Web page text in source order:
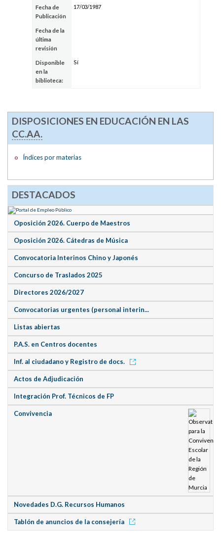
Fecha de
Publicación
17/03/1987
Fecha de la
última
revisión
Disponible
en la
biblioteca:
Sí
DISPOSICIONES EN EDUCACIÓN EN LAS
CC.AA.
Índices por materias
DESTACADOS
Oposición 2026. Cuerpo de Maestros
Oposición 2026. Cátedras de Música
Convocatoria Interinos Chino y Japonés
Concurso de Traslados 2025
Directores 2026/2027
Convocatorias urgentes (personal interin...
Listas abiertas
P.A.S. en Centros docentes
Inf. al ciudadano y Registro de docs.
Actos de Adjudicación
Integración Prof. Técnicos de FP
Convivencia
Novedades D.G. Recursos Humanos
Tablón de anuncios de la consejería